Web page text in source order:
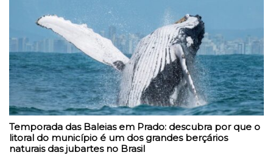
Temporada das Baleias em Prado: descubra por que o
litoral do município é um dos grandes berçários
naturais das jubartes no Brasil